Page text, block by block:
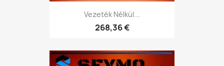
Vezeték Nélkül...
268,36 €